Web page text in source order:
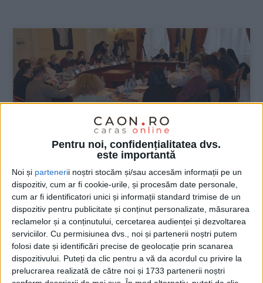
Pentru noi, confidențialitatea dvs.
este importantă
Noi și partenerii noștri stocăm și/sau accesăm informații pe un
dispozitiv, cum ar fi cookie-urile, și procesăm date personale,
cum ar fi identificatori unici și informații standard trimise de un
dispozitiv pentru publicitate și conținut personalizate, măsurarea
reclamelor și a conținutului, cercetarea audienței și dezvoltarea
serviciilor. Cu permisiunea dvs., noi și partenerii noștri putem
folosi date și identificări precise de geolocație prin scanarea
dispozitivului. Puteți da clic pentru a vă da acordul cu privire la
prelucrarea realizată de către noi și 1733 partenerii noștri
ŞTIRILE JUDEŢULUI CARAŞ-SEVERIN
Pleacă unii, vin alții! Economie de 1
milion de lei la bugetul Caransebeșului!
5 FEBRUARIE 2021, 09:51 AM 3 MINUTE DE CITIRE
CARANSEBEȘ – Asta propune noua organigramă a primăriei,